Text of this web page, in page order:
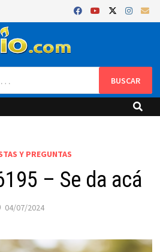
Y PREGUNTAS
– Se da acá
04/07/2024